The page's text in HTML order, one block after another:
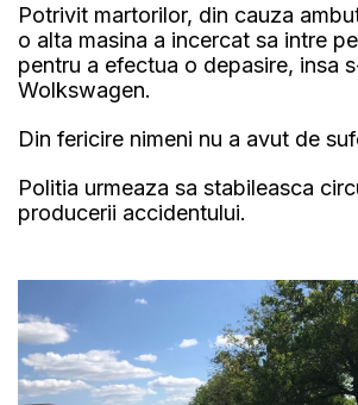
Potrivit martorilor, din cauza
o alta masina a incercat sa intre
pentru a efectua o depasire, insa
Wolkswagen.
Din fericire nimeni nu a avut de
Politia urmeaza sa stabileasca
producerii accidentului.